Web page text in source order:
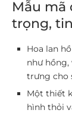
Mẫu mã
trọng,
Hoa lan
như
trưng cho
Một thiết
hình thỏi